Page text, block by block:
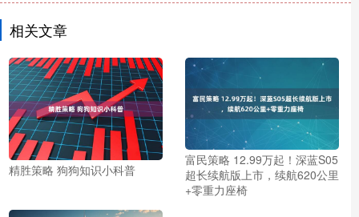
相关文章
精胜策略 狗狗知识小科普
富民策略 12.99万起！深蓝S05
超长续航版上市，续航620公里
+零重力座椅